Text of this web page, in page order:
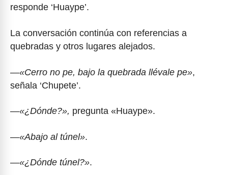
responde ‘Huaype’.
La conversación continúa con referencias a
quebradas y otros lugares alejados.
—«Cerro no pe, bajo la quebrada llévale pe»,
señala ‘Chupete’.
—«¿Dónde?», pregunta «Huaype».
—«Abajo al túnel».
—«¿Dónde túnel?».